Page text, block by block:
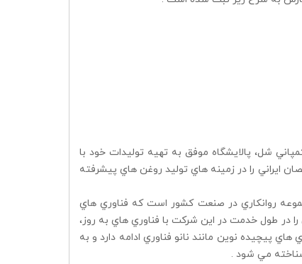
شل، پالايشگاه موفق به تهيه توليدات خود با
ايراني را در زمينه هاي توليد روغن هاي پيشرفته
روانكاري در صنعت كشور است كه فناوري هاي
در طول خدمت در اين شركت با فناوري هاي به روز،
پيچيده نوين مانند نانو فناوري ادامه دارد و به
مي شود .